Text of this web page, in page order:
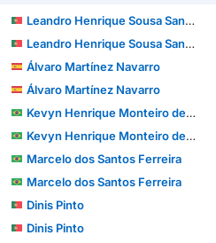
Leandro Henrique Sousa Santos
Leandro Henrique Sousa Santos
Álvaro Martínez Navarro
Álvaro Martínez Navarro
Kevyn Henrique Monteiro de Souza
Kevyn Henrique Monteiro de Souza
Marcelo dos Santos Ferreira
Marcelo dos Santos Ferreira
Dinis Pinto
Dinis Pinto